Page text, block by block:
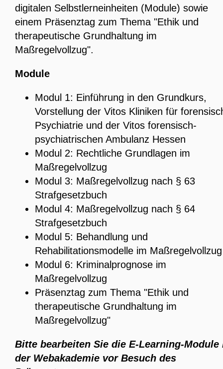
digitalen Selbstlerneinheiten (Module) sowie
einem Präsenztag zum Thema "Ethik und
therapeutische Grundhaltung im
Maßregelvollzug".
Module
Modul 1: Einführung in den Grundkurs,
Vorstellung der Vitos Kliniken für
Psychiatrie und der Vitos forensisch-
psychiatrischen Ambulanz Hessen
Modul 2: Rechtliche Grundlagen im
Maßregelvollzug
Modul 3: Maßregelvollzug nach § 63
Strafgesetzbuch
Modul 4: Maßregelvollzug nach § 64
Strafgesetzbuch
Modul 5: Behandlung und
Rehabilitationsmodelle im Maßregelvollzug
Modul 6: Kriminalprognose im
Maßregelvollzug
Präsenztag zum Thema "Ethik und
therapeutische Grundhaltung im
Maßregelvollzug"
Bitte bearbeiten Sie die E-Learning-Module
der Webakademie vor Besuch des